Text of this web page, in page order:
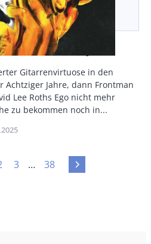
daneben Taylor
Gitarrenvirtuose in den
Achtziger Jahre, dann Frontman
Lee Roths Ego nicht mehr
zu bekommen noch in...
Seite
3 …
Letzte
38
Nächste